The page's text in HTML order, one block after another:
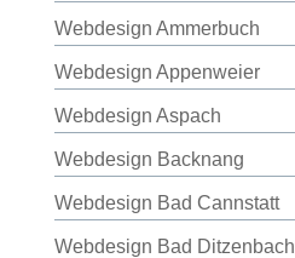
Webdesign Ammerbuch
Webdesign Appenweier
Webdesign Aspach
Webdesign Backnang
Webdesign Bad Cannstatt
Webdesign Bad Ditzenbach